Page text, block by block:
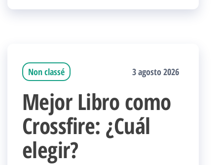
Non classé 3 agosto 2026
Mejor Libro como
Crossfire: ¿Cuál
elegir?